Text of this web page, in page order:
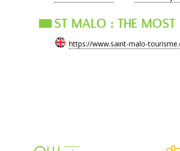
ST MALO : THE
https://www.saint-malo-